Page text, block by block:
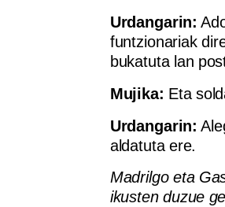
Urdangarin:
funtzionariak
bukatuta lan
Mujika: Eta
Urdangarin:
aldatuta ere.
Madrilgo eta
ikusten duzue